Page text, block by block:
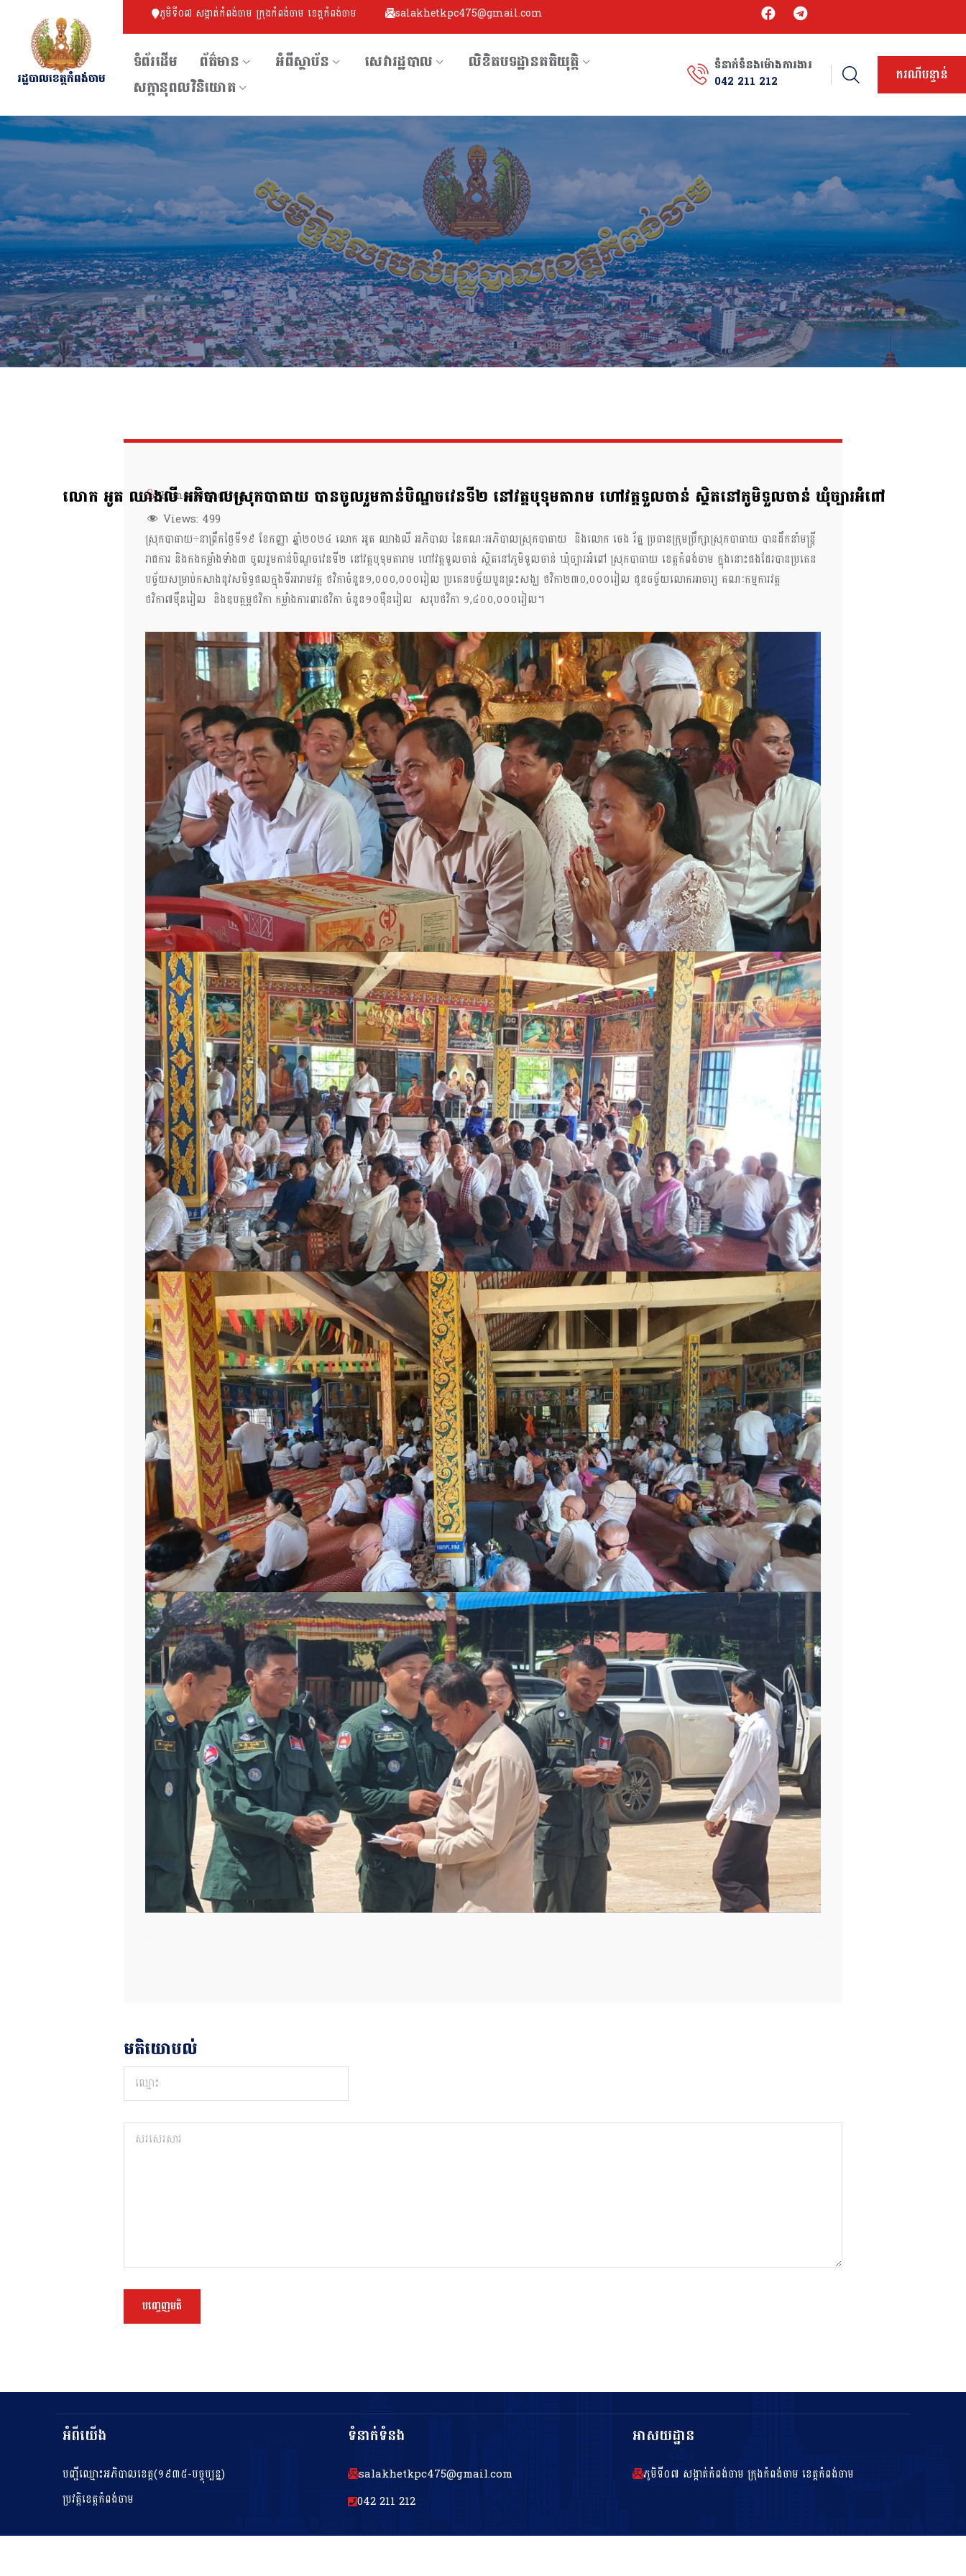
រដ្ឋបាលខេត្តកំពង់ចាម
ភូមិទី០៧ សង្កាត់កំពង់ចាម ក្រុងកំពង់ចាម ខេត្តកំពង់ចាម salakhetkpc475@gmail.com
ទំព័រដើម ព័ត៌មាន អំពីស្ថាប័ន សេវារដ្ឋបាល
លិខិតបទដ្ឋានគតិយុតិ្ត
សក្ដានុពលវិនិយោគ
ទំនាក់ទំនងម៉ោងការងារ
042 211 212
ករណីបន្ទាន់
លោក អូត ឈាងលី អភិបាលស្រុកបាធាយ បានចូលរួមកាន់បិណ្ឌចវេនទី២ នៅវត្តបុទុមតារាម ហៅវត្តទួលចាន់ ស្ថិតនៅភូមិទួលចាន់ ឃុំច្បារអំពៅ
Hong MengHea
Views: 499
ស្រុកបាធាយ÷នាព្រឹកថ្ងៃទី១៩ ខែកញ្ញា ឆ្នាំ២០២៤ លោក អូត ឈាងលី អភិបាល នៃគណៈអភិបាលស្រុកបាធាយ និងលោក ចេង រ័ត្ន ប្រធានក្រុមប្រឹក្សាស្រុកបាធាយ បានដឹកនាំមន្ត្រី
រាជការ និងកងកម្លាំងទាំង៣ ចូលរួមកាន់បិណ្ឌចវេនទី២ នៅវត្តបុទុមតារាម ហៅវត្តទួលចាន់ ស្ថិតនៅភូមិទួលចាន់ ឃុំច្បារអំពៅ ស្រុកបាធាយ ខេត្តកំពង់ចាម ក្នុងនោះផងដែរបានប្រគេន
បច្ច័យសម្រាប់កសាងនូវសមិទ្ធផលក្នុងទីអារាមវត្ត ថវិកាចំនួន១,០០០,០០០រៀល ប្រគេនបច្ច័យបួនព្រះសង្ឃ ថវិកា២៣០,០០០រៀល ជូនចច្ច័យលោកអាចារ្យ គណៈកម្មការវត្ត
ថវិកា៧ម៉ឹនរៀល និងឧបត្ថម្ភថវិកា កម្លាំងការពារថវិកា ចំនួន១០ម៉ឺនរៀល សរុបថវិកា ១,៤០០,០០០រៀល។
មតិយោបល់
អំពីយើង
បញ្ជីឈ្មោះអភិបាលខេត្ត(១៩៣៥-បច្ចុប្បន្ន)
ប្រវត្តិខេត្តកំពង់ចាម
ទំនាក់ទំនង
salakhetkpc475@gmail.com
042 211 212
អាសយដ្ឋាន
ភូមិទី០៧ សង្កាត់កំពង់ចាម ក្រុងកំពង់ចាម ខេត្តកំពង់ចាម